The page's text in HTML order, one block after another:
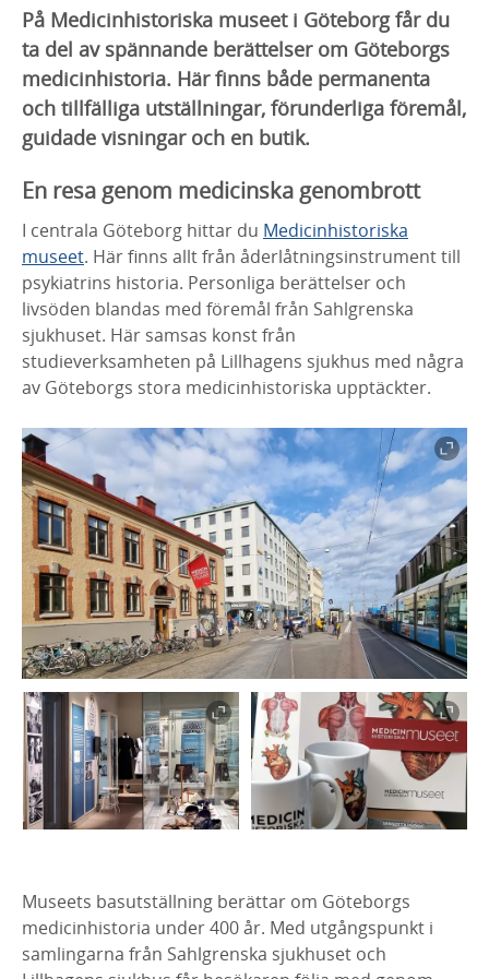
På Medicinhistoriska museet i Göteborg får du
ta del av spännande berättelser om Göteborgs
medicinhistoria. Här finns både permanenta
och tillfälliga utställningar, förunderliga föremål,
guidade visningar och en butik.
En resa genom medicinska genombrott
I centrala Göteborg hittar du Medicinhistoriska
museet. Här finns allt från åderlåtningsinstrument till
psykiatrins historia. Personliga berättelser och
livsöden blandas med föremål från Sahlgrenska
sjukhuset. Här samsas konst från
studieverksamheten på Lillhagens sjukhus med några
av Göteborgs stora medicinhistoriska upptäckter.
Museets basutställning berättar om Göteborgs
medicinhistoria under 400 år. Med utgångspunkt i
samlingarna från Sahlgrenska sjukhuset och